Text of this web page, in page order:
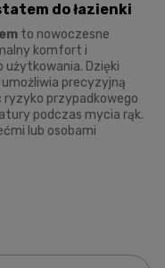
do łazienki
to nowoczesne
komfort i
użytkowania. Dzięki
precyzyjną
przypadkowego
podczas mycia rąk.
lub osobami